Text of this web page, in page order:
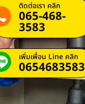
ติดต่อเรา คลิก
065-468-
3583
เพิ่มเพื่อน Line คลิก
0654683583